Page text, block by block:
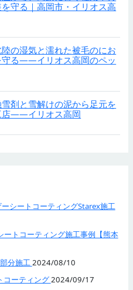
守る｜高岡市・イリオス高
陸の湿気と濡れた被毛のにお
守る——イリオス高岡のペッ
雪剤と雪解けの泥から足元を
店——イリオス高岡
シートコーティングStarex施工
トコーティング施工事例【熊本
分施工2024/08/10
コーティング2024/09/17